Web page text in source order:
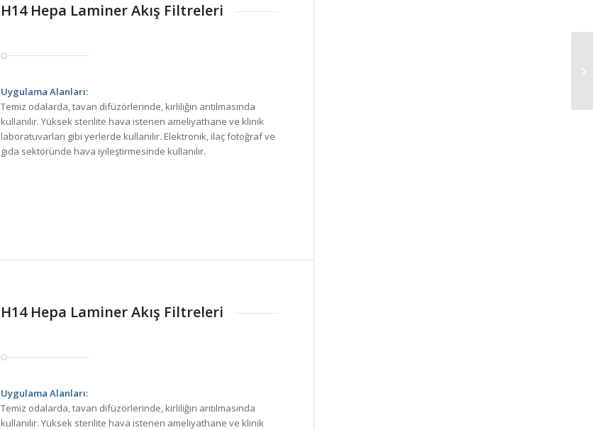
H14 Hepa Laminer Akış Filtreleri
Uygulama Alanları:
Temiz odalarda, tavan difüzörlerinde, kirliliğin arıtılmasında
kullanılır. Yüksek sterilite hava istenen ameliyathane ve klinik
laboratuvarları gibi yerlerde kullanılır. Elektronik, ilaç fotoğraf ve
gıda sektöründe hava iyileştirmesinde kullanılır.
H14 Hepa Laminer Akış Filtreleri
Uygulama Alanları:
Temiz odalarda, tavan difüzörlerinde, kirliliğin arıtılmasında
kullanılır. Yüksek sterilite hava istenen ameliyathane ve klinik